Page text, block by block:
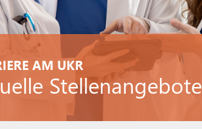
AM UKR
Stellenangebote